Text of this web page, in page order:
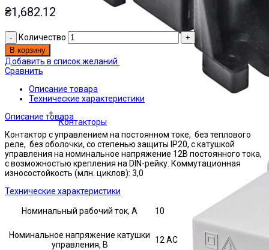
Контакторы
₴1,682.12
Количество
В корзину
Добавить в список желаний
Сравнить
Описание товара
Технические характеристики
Описание товара
Контактор с управлением на постоянном токе, без теплового
реле, без оболочки, со степенью защиты IP20, с катушкой
управления на номинальное напряжение 12В постоянного тока,
с возможностью крепления на DIN-рейку. Коммутационная
износостойкость (млн. циклов): 3,0
Технические характеристики
Номинальный рабочий ток, А 10
Номинальное напряжение катушки
управления, В
12 AC